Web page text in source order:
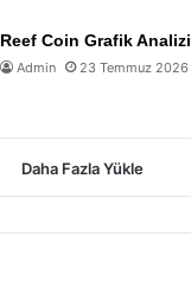
Reef Coin Grafik Analizi
Admin 23 Temmuz 2026
Daha Fazla Yükle